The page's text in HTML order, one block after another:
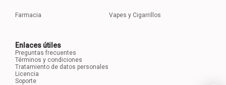
Farmacia Vapes y Cigarrillos
Enlaces útiles
Preguntas frecuentes
Términos y condiciones
Tratamiento de datos personales
Licencia
Soporte